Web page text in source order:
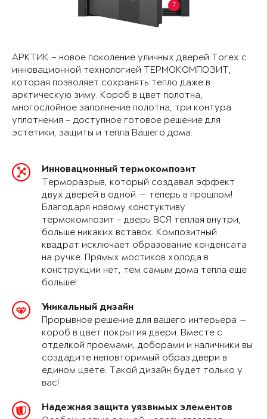
7
АРКТИК – новое поколение уличных дверей Torex с
инновационной технологией ТЕРМОКОМПОЗИТ,
которая позволяет сохранять тепло даже в
арктическую зиму. Короб в цвет полотна,
многослойное заполнение полотна, три контура
уплотнения – доступное готовое решение для
эстетики, защиты и тепла Вашего дома.
Инновационный термокомпозит
Терморазрыв, который создавал эффект
двух дверей в одной — теперь в прошлом!
Благодаря новому констуктиву
термокомпозит - дверь ВСЯ теплая внутри,
больше никаких вставок. Композитный
квадрат исключает образование конденсата
на ручке. Прямых мостиков холода в
конструкции нет, тем самым дома тепла еще
больше!
Уникальный дизайн
Прорывное решение для вашего интерьера —
короб в цвет покрытия двери. Вместе с
отделкой проемами, доборами и наличники вы
создадите неповторимый образ двери в
едином цвете. Такой дизайн будет только у
вас!
Надежная защита уязвимых элементов